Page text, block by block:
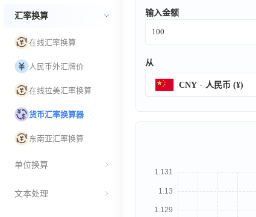
汇率换算
在线汇率换算
人民币外汇牌价
在线拉美汇率换算
货币汇率换算器
东南亚汇率换算
单位换算
文本处理
输入金额
从
CNY 人民币 (¥)